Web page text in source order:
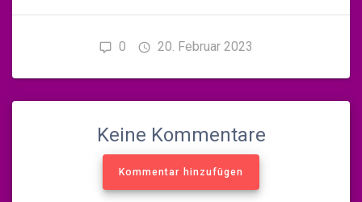
0 20. Februar 2023
Keine Kommentare
Kommentar hinzufügen